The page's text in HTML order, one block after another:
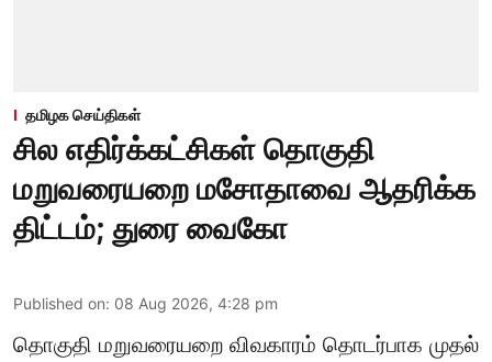
தமிழக செய்திகள்
சில எதிர்க்கட்சிகள் தொகுதி
மறுவரையறை மசோதாவை ஆதரிக்க
திட்டம்; துரை வைகோ
Published on: 08 Aug 2026, 4:28 pm
தொகுதி மறுவரையறை விவகாரம் தொடர்பாக முதல்